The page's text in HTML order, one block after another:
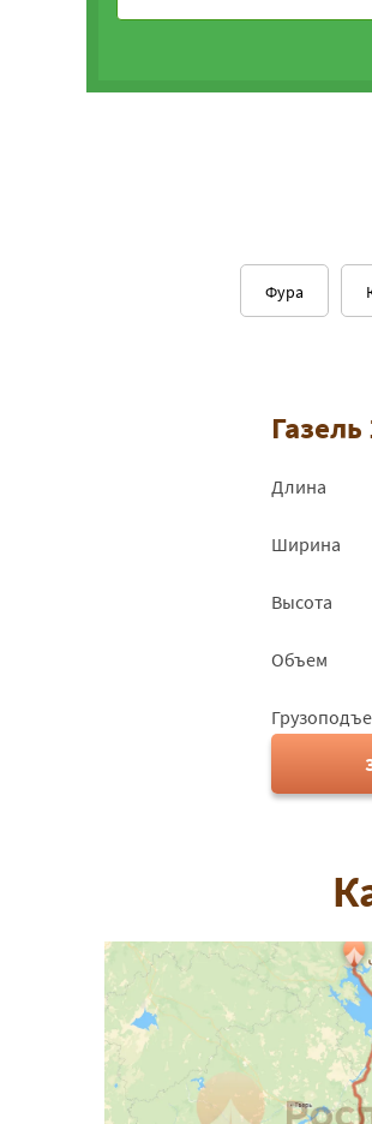
Фура
Газель
Длина
Ширина
Высота
Объем